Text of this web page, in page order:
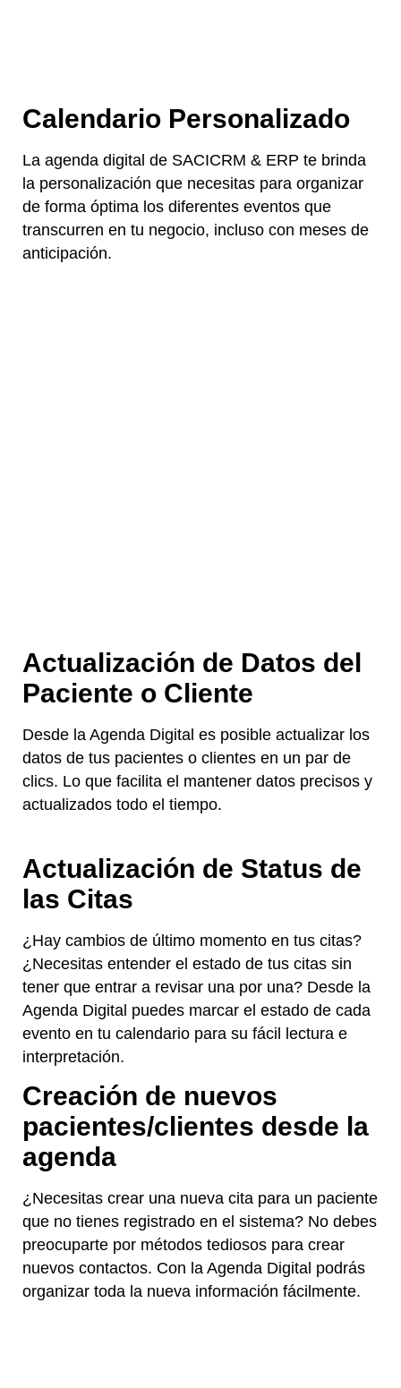
Calendario Personalizado
La agenda digital de SACICRM & ERP te brinda
la personalización que necesitas para organizar
de forma óptima los diferentes eventos que
transcurren en tu negocio, incluso con meses de
anticipación.
Actualización de Datos del
Paciente o Cliente
Desde la Agenda Digital es posible actualizar los
datos de tus pacientes o clientes en un par de
clics. Lo que facilita el mantener datos precisos y
actualizados todo el tiempo.
Actualización de Status de
las Citas
¿Hay cambios de último momento en tus citas?
¿Necesitas entender el estado de tus citas sin
tener que entrar a revisar una por una? Desde la
Agenda Digital puedes marcar el estado de cada
evento en tu calendario para su fácil lectura e
interpretación.
Creación de nuevos
pacientes/clientes desde la
agenda
¿Necesitas crear una nueva cita para un paciente
que no tienes registrado en el sistema? No debes
preocuparte por métodos tediosos para crear
nuevos contactos. Con la Agenda Digital podrás
organizar toda la nueva información fácilmente.